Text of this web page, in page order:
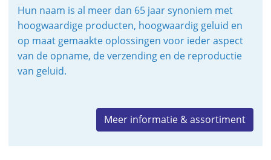
Hun naam is al meer dan 65 jaar synoniem met
hoogwaardige producten, hoogwaardig geluid en
op maat gemaakte oplossingen voor ieder aspect
van de opname, de verzending en de reproductie
van geluid.
Meer informatie & assortiment